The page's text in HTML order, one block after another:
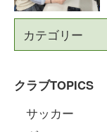
カテゴリー
クラブTOPICS
サッカー